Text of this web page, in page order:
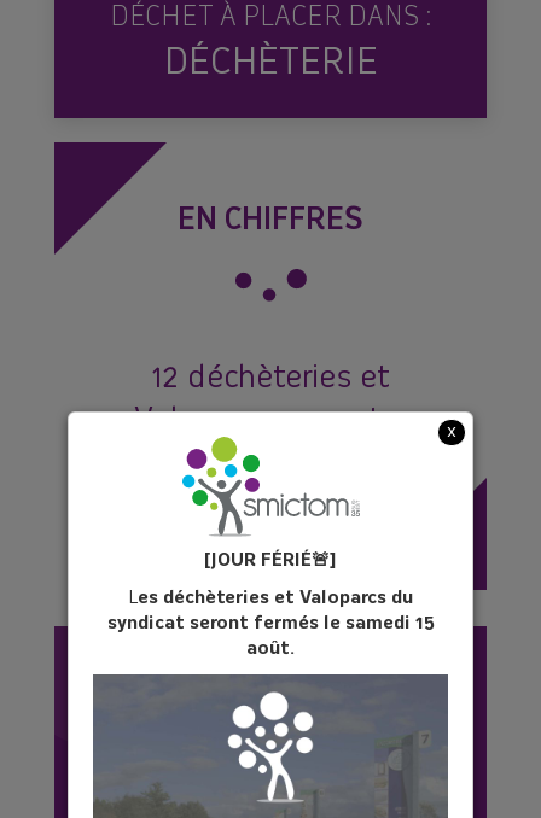
x
[JOUR FÉ RIÉ🚨]
Les déchèteries et Valoparcs du
syndicat seront fermés le samedi 15
août.
DÉCHET À PLACER DANS :
DÉCHÈTERIE
EN CHIFFRES
12 déchèteries et
Valoparcs sur votre
territoire pour déposer vos
déchets dangereux.